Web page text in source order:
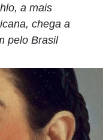
a mais
chega a
pelo Brasil